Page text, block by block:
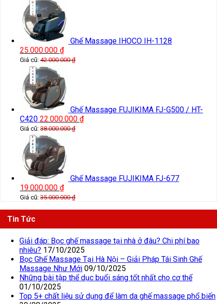
Ghế Massage IHOCO IH-1128
25.000.000 ₫
Giá cũ: 42.000.000₫
Ghế Massage FUJIKIMA FJ-G500 / HT-
C420 22.000.000 ₫
Giá cũ: 38.000.000₫
Ghế Massage FUJIKIMA FJ-677
19.000.000 ₫
Giá cũ: 35.000.000₫
Tin Tức
Giải đáp: Bọc ghế massage tại nhà ở đâu? Chi phí bao
nhiêu? 17/10/2025
Bọc Ghế Massage Tại Hà Nội – Giải Pháp Tái Sinh Ghế
Massage Như Mới 09/10/2025
Những bài tập thể dục buổi sáng tốt nhất cho cơ thể
01/10/2025
Top 5+ chất liệu sử dụng để làm da ghế massage phổ biến